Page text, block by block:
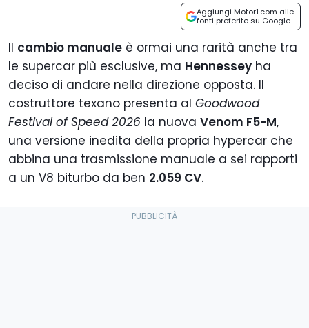
Aggiungi Motor1.com alle
fonti preferite su Google
Il cambio manuale è ormai una rarità anche tra
le supercar più esclusive, ma Hennessey ha
deciso di andare nella direzione opposta. Il
costruttore texano presenta al Goodwood
Festival of Speed 2026 la nuova Venom F5-M,
una versione inedita della propria hypercar che
abbina una trasmissione manuale a sei rapporti
a un V8 biturbo da ben 2.059 CV.